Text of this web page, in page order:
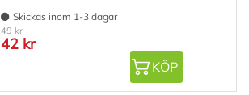
Skickas inom 1-3 dagar
49 kr
42 kr
KÖP